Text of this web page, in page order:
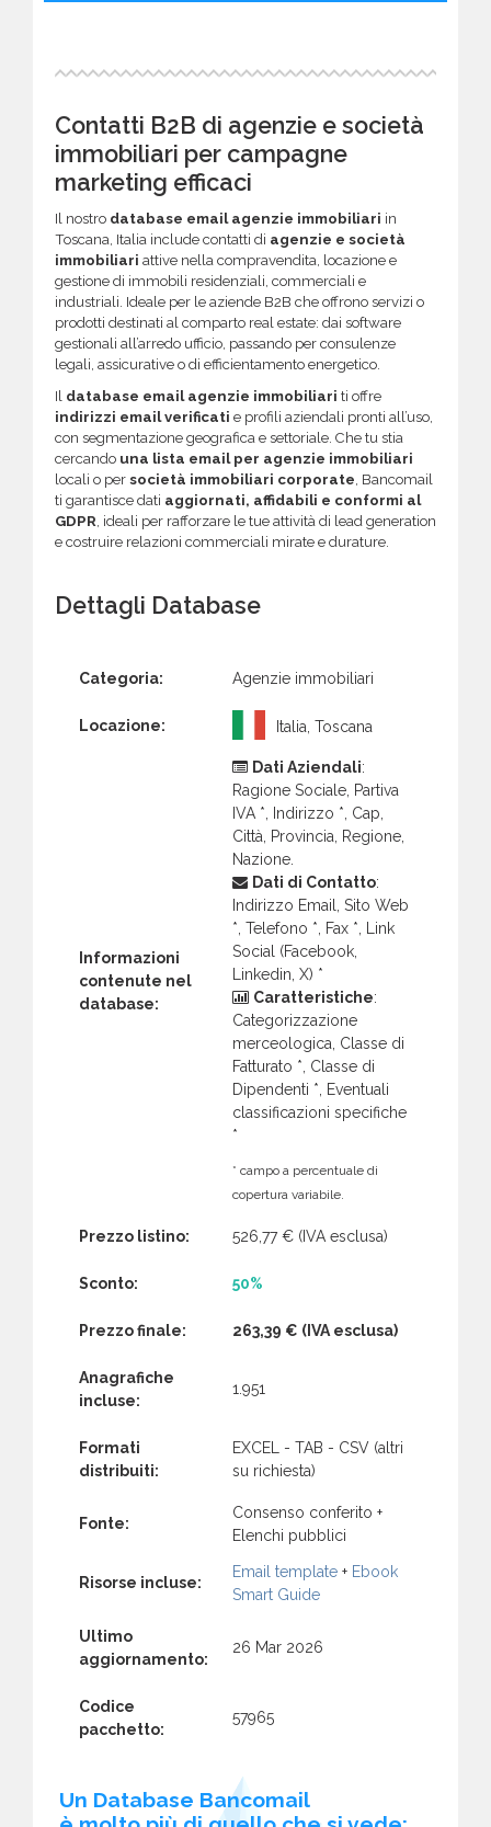
Contatti B2B di agenzie e società
immobiliari per campagne
marketing efficaci
Il nostro database email agenzie immobiliari in
Toscana, Italia include contatti di agenzie e società
immobiliari attive nella compravendita, locazione e
gestione di immobili residenziali, commerciali e
industriali. Ideale per le aziende B2B che offrono servizi o
prodotti destinati al comparto real estate: dai software
gestionali all’arredo ufficio, passando per consulenze
legali, assicurative o di efficientamento energetico.
Il database email agenzie immobiliari ti offre
indirizzi email verificati e profili aziendali pronti all’uso,
con segmentazione geografica e settoriale. Che tu stia
cercando una lista email per agenzie immobiliari
locali o per società immobiliari corporate, Bancomail
ti garantisce dati aggiornati, affidabili e conformi al
GDPR, ideali per rafforzare le tue attività di lead generation
e costruire relazioni commerciali mirate e durature.
Dettagli Database
Categoria: Agenzie immobiliari
Locazione: Italia, Toscana
Informazioni
contenute nel
database:
Dati Aziendali:
Ragione Sociale, Partiva
IVA *, Indirizzo *, Cap,
Città, Provincia, Regione,
Nazione.
Dati di Contatto:
Indirizzo Email, Sito Web
*, Telefono *, Fax *, Link
Social (Facebook,
Linkedin, X) *
Caratteristiche:
Categorizzazione
merceologica, Classe di
Fatturato *, Classe di
Dipendenti *, Eventuali
classificazioni specifiche
*
* campo a percentuale di
copertura variabile.
Prezzo listino: 526,77 € (IVA esclusa)
Sconto: 50%
Prezzo finale: 263,39 € (IVA esclusa)
Anagrafiche
incluse:
1.951
Formati
distribuiti:
EXCEL - TAB - CSV (altri
su richiesta)
Fonte:
Consenso conferito +
Elenchi pubblici
Risorse incluse:
Email template + Ebook
Smart Guide
Ultimo
aggiornamento:
26 Mar 2026
Codice
pacchetto:
57965
Un Database Bancomail